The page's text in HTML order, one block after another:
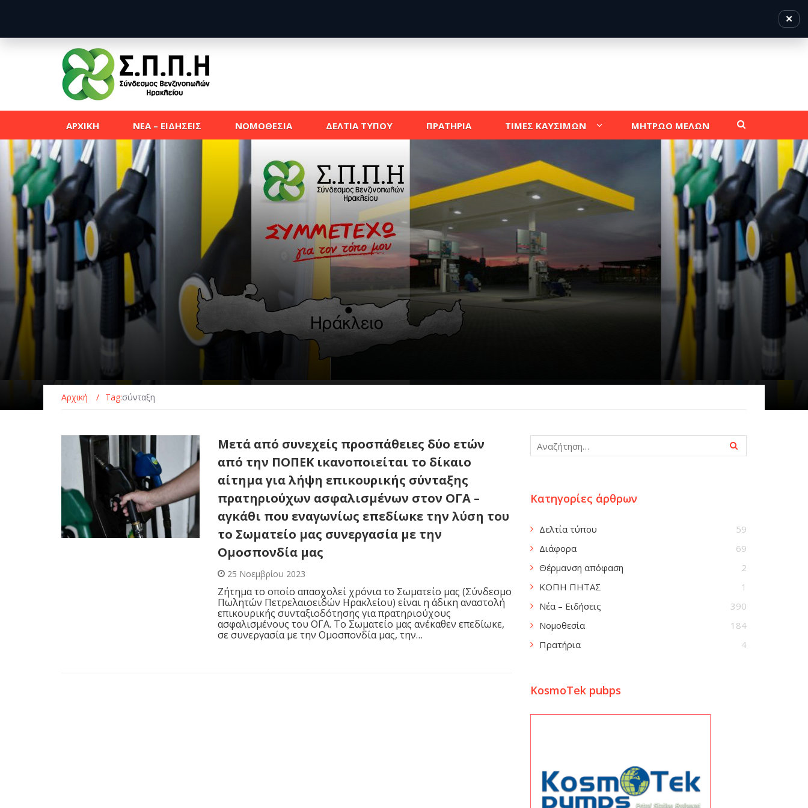
ΑΡΧΙΚΗ ΝΕΑ – ΕΙΔΗΣΕΙΣ ΝΟΜΟΘΕΣΙΑ ΔΕΛΤΙΑ ΤΥΠΟΥ ΠΡΑΤΗΡΙΑ ΤΙΜΕΣ ΚΑΥΣΙΜΩΝ ΜΗΤΡΩΟ ΜΕΛΩΝ
Αρχική / Tag:σύνταξη
Μετά από συνεχείς προσπάθειες δύο ετών
από την ΠΟΠΕΚ ικανοποιείται το δίκαιο
αίτημα για λήψη επικουρικής σύνταξης
πρατηριούχων ασφαλισμένων στον ΟΓΑ –
αγκάθι που εναγωνίως επεδίωκε την λύση του
το Σωματείο μας συνεργασία με την
Ομοσπονδία μας
25 Νοεμβρίου 2023
Ζήτημα το οποίο απασχολεί χρόνια το Σωματείο μας (Σύνδεσμο
Πωλητών Πετρελαιοειδών Ηρακλείου) είναι η άδικη αναστολή
επικουρικής συνταξιοδότησης για πρατηριούχους
ασφαλισμένους του ΟΓΑ. Το Σωματείο μας ανέκαθεν επεδίωκε,
σε συνεργασία με την Ομοσπονδία μας, την…
Κατηγορίες άρθρων
Δελτία τύπου
59
Διάφορα
69
Θέρμανση απόφαση
2
ΚΟΠΗ ΠΗΤΑΣ
1
Νέα – Ειδήσεις
390
Νομοθεσία
184
Πρατήρια
4
KosmoTek pubps
✕